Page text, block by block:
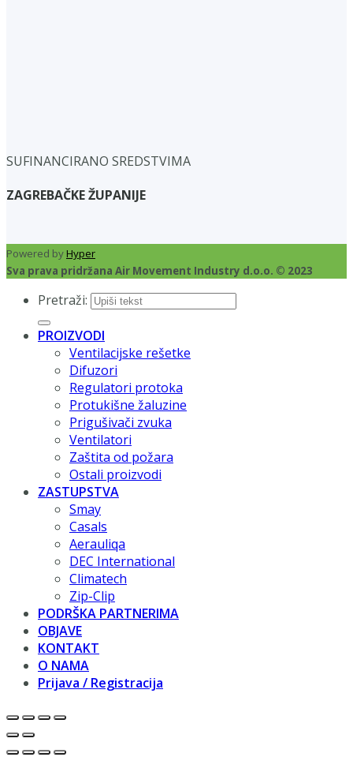
SUFINANCIRANO SREDSTVIMA
ZAGREBAČKE ŽUPANIJE
Powered byHyper
Sva prava pridržana Air Movement Industry d.o.o. © 2023
Pretraži:
PROIZVODI
Ventilacijske rešetke
Difuzori
Regulatori protoka
Protukišne žaluzine
Prigušivači zvuka
Ventilatori
Zaštita od požara
Ostali proizvodi
ZASTUPSTVA
Smay
Casals
Aerauliqa
DEC International
Climatech
Zip-Clip
PODRŠKA PARTNERIMA
OBJAVE
KONTAKT
O NAMA
Prijava / Registracija